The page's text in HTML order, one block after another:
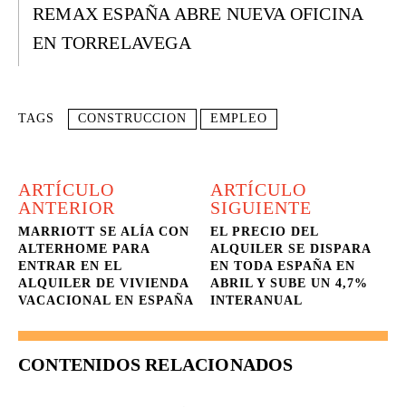
REMAX ESPAÑA ABRE NUEVA OFICINA
EN TORRELAVEGA
TAGS CONSTRUCCION EMPLEO
ARTÍCULO
ANTERIOR
MARRIOTT SE ALÍA CON
ALTERHOME PARA
ENTRAR EN EL
ALQUILER DE VIVIENDA
VACACIONAL EN ESPAÑA
ARTÍCULO
SIGUIENTE
EL PRECIO DEL
ALQUILER SE DISPARA
EN TODA ESPAÑA EN
ABRIL Y SUBE UN 4,7%
INTERANUAL
CONTENIDOS RELACIONADOS